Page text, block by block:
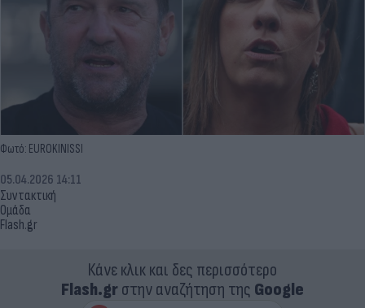
Φωτό: EUROKINISSI
Συντακτική
Ομάδα
Flash.gr
05.04.2026 14:11
Κάνε κλικ και δες περισσότερο
Flash.grστην αναζήτηση της Google